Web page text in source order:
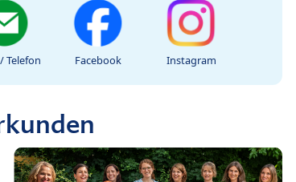
Telefon Facebook Instagram